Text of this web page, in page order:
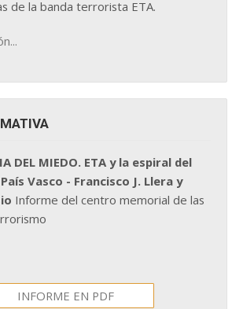
de la banda terrorista ETA.
DEL MIEDO. ETA y la espiral del
Vasco - Francisco J. Llera y
Informe del centro memorial de las
INFORME EN PDF